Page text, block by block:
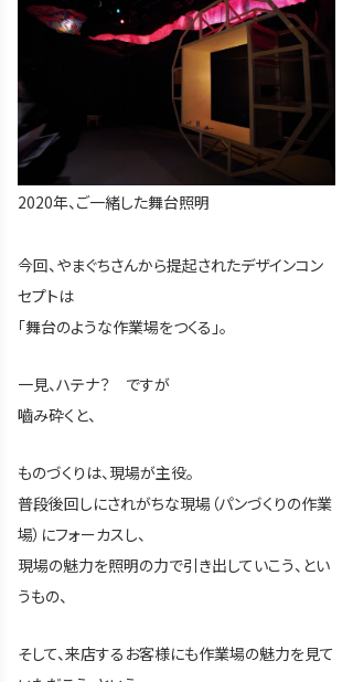
2020年、ご一緒した舞台照明
今回、やまぐちさんから提起されたデザインコン
セプトは
「舞台のような作業場をつくる」。
一見、ハテナ？ ですが
嚙み砕くと、
ものづくりは、現場が主役。
普段後回しにされがちな現場（パンづくりの作業
場）にフォーカスし、
現場の魅力を照明の力で引き出していこう、とい
うもの、
そして、来店するお客様にも作業場の魅力を見て